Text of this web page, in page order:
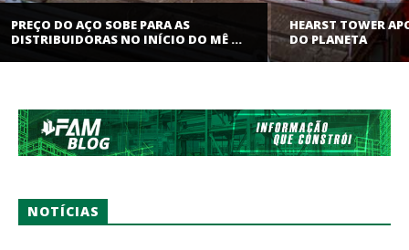
PREÇO DO AÇO SOBE PARA AS
DISTRIBUIDORAS NO INÍCIO DO MÊ ...
HEARST TOWER
DO PLANETA
NOTÍCIAS